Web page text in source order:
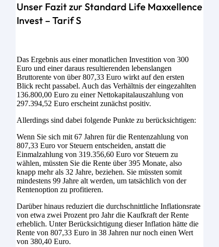
Unser Fazit zur Standard Life Maxxellence
Invest – Tarif S
Das Ergebnis aus einer monatlichen Investition von 300
Euro und einer daraus resultierenden lebenslangen
Bruttorente von über 807,33 Euro wirkt auf den ersten
Blick recht passabel. Auch das Verhältnis der eingezahlten
136.800,00 Euro zu einer Nettokapitalauszahlung von
297.394,52 Euro erscheint zunächst positiv.
Allerdings sind dabei folgende Punkte zu berücksichtigen:
Wenn Sie sich mit 67 Jahren für die Rentenzahlung von
807,33 Euro vor Steuern entscheiden, anstatt die
Einmalzahlung von 319.356,60 Euro vor Steuern zu
wählen, müssten Sie die Rente über 395 Monate, also
knapp mehr als 32 Jahre, beziehen. Sie müssten somit
mindestens 99 Jahre alt werden, um tatsächlich von der
Rentenoption zu profitieren.
Darüber hinaus reduziert die durchschnittliche Inflationsrate
von etwa zwei Prozent pro Jahr die Kaufkraft der Rente
erheblich. Unter Berücksichtigung dieser Inflation hätte die
Rente von 807,33 Euro in 38 Jahren nur noch einen Wert
von 380,40 Euro.